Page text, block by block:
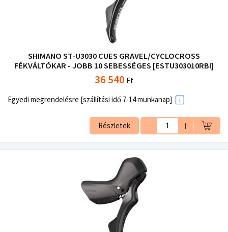
SHIMANO ST-U3030 CUES GRAVEL/CYCLOCROSS
FÉKVÁLTÓKAR - JOBB 10 SEBESSÉGES [ESTU303010RBI]
36 540 Ft
Egyedi megrendelésre [szállítási idő 7-14 munkanap]
Részletek